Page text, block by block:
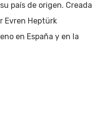
país de origen. Creada
Evren Heptürk
en España y en la